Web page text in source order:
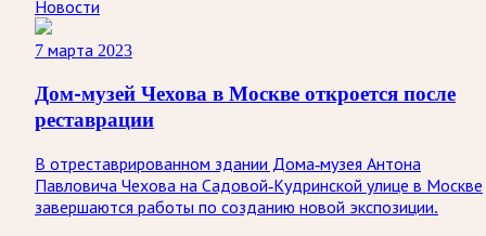
Новости
7 марта 2023
Дом-музей Чехова в Москве откроется после
реставрации
В отреставрированном здании Дома-музея Антона
Павловича Чехова на Садовой-Кудринской улице в Москве
завершаются работы по созданию новой экспозиции.